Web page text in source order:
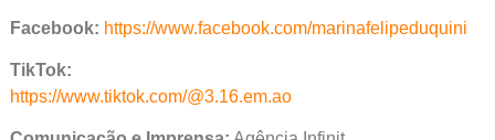
Facebook: https://www.facebook.com/marinafelipeduquini
TikTok:
https://www.tiktok.com/@3.16.em.ao